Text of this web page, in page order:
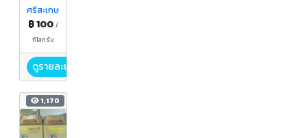
ศรีสะเกษ
฿ 100 /
กิโลกรัม
ดูรายละเอียด
1,170